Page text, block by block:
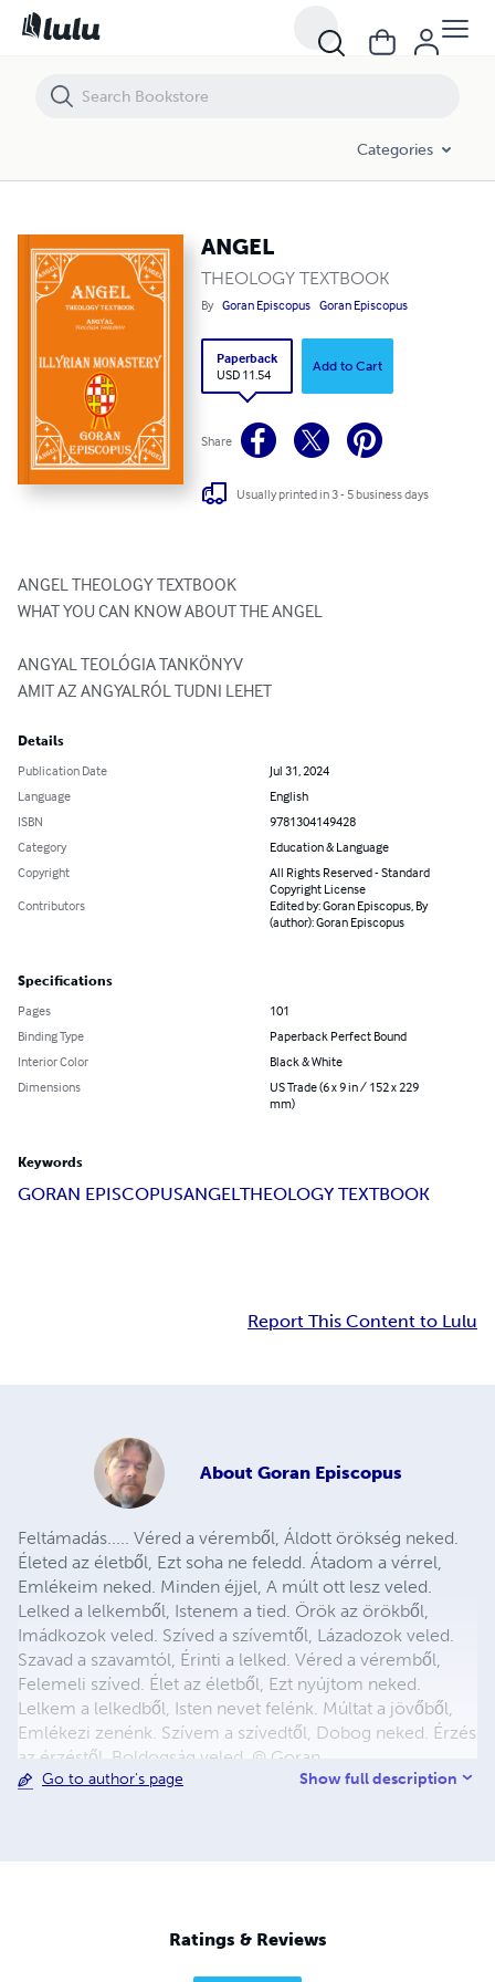
Categories
ANGEL
THEOLOGY TEXTBOOK
By Goran Episcopus Goran Episcopus
Paperback
USD 11.54
Add to Cart
Share
Usually printed in 3 - 5 business days
ANGEL THEOLOGY TEXTBOOK
WHAT YOU CAN KNOW ABOUT THE ANGEL
ANGYAL TEOLÓGIA TANKÖNYV
AMIT AZ ANGYALRÓL TUDNI LEHET
Details
Publication Date
Jul 31, 2024
Language
English
ISBN
9781304149428
Category
Education & Language
Copyright
All Rights Reserved - Standard
Copyright License
Contributors
Edited by: Goran Episcopus, By
(author): Goran Episcopus
Specifications
Pages
101
Binding Type
Paperback Perfect Bound
Interior Color
Black & White
Dimensions
US Trade (6 x 9 in / 152 x 229
mm)
Keywords
GORAN EPISCOPUSANGELTHEOLOGY TEXTBOOK
Report This Content to Lulu
About Goran Episcopus
Feltámadás..... Véred a véremből, Áldott örökség neked.
Életed az életből, Ezt soha ne feledd. Átadom a vérrel,
Emlékeim neked. Minden éjjel, A múlt ott lesz veled.
Lelked a lelkemből, Istenem a tied. Örök az örökből,
Imádkozok veled. Szíved a szívemtől, Lázadozok veled.
Szavad a szavamtól, Érinti a lelked. Véred a véremből,
Felemeli szíved. Élet az életből, Ezt nyújtom neked.
Lelkem a lelkedből, Isten nevet felénk. Múltat a jövőből,
Emlékezi zenénk. Szívem a szívedtől, Dobog neked. Érzés
az érzéstől, Boldogság veled. © Goran
Go to author's page Show full description
Ratings & Reviews
ANGEL